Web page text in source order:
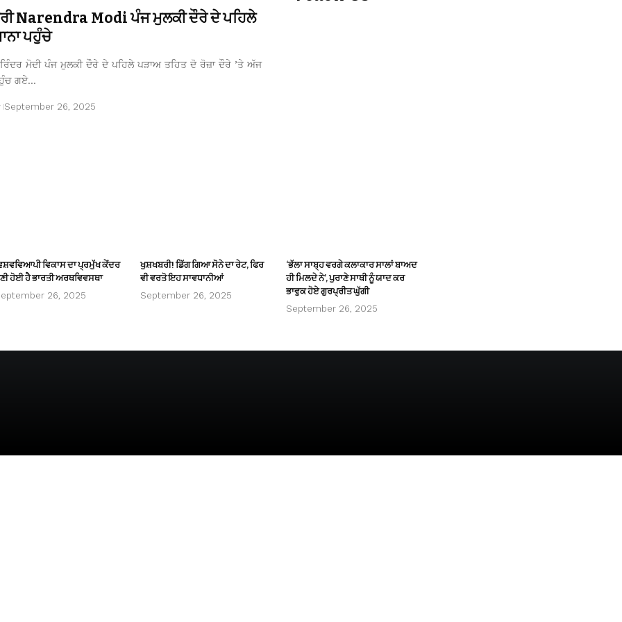
Narendra Modi ਪੰਜ ਮੁਲਕੀ ਦੌਰੇ ਦੇ ਪਹਿਲੇ
ਪਹੁੰਚੇ
ਮੋਦੀ ਪੰਜ ਮੁਲਕੀ ਦੌਰੇ ਦੇ ਪਹਿਲੇ ਪੜਾਅ ਤਹਿਤ ਦੋ ਰੋਜ਼ਾ ਦੌਰੇ ’ਤੇ ਅੱਜ
ਗਏ…
September 26, 2025
ਵਿਕਾਸ ਦਾ ਪ੍ਰਮੁੱਖ ਕੇਂਦਰ
ਹੋਈ ਹੈ ਭਾਰਤੀ ਅਰਥਵਿਵਸਥਾ
26, 2025
ਖੁਸ਼ਖਬਰੀ! ਡਿੱਗ ਗਿਆ ਸੋਨੇ ਦਾ ਰੇਟ, ਫਿਰ
ਵੀ ਵਰਤੋ ਇਹ ਸਾਵਧਾਨੀਆਂ
September 26, 2025
‘ਭੱਲਾ ਸਾਬ੍ਹ ਵਰਗੇ ਕਲਾਕਾਰ ਸਾਲਾਂ ਬਾਅਦ
ਹੀ ਮਿਲਦੇ ਨੇ’, ਪੁਰਾਣੇ ਸਾਥੀ ਨੂੰ ਯਾਦ ਕਰ
ਭਾਵੁਕ ਹੋਏ ਗੁਰਪ੍ਰੀਤ ਘੁੱਗੀ
September 26, 2025